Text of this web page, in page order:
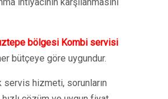
bölgesi Kombi servisi
bütçeye göre uygundur.
servis hizmeti, sorunların